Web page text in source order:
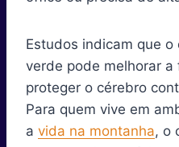
Estudos indicam que
verde pode melhorar a
proteger o cérebro
Para quem vive em
a vida na montanha, o